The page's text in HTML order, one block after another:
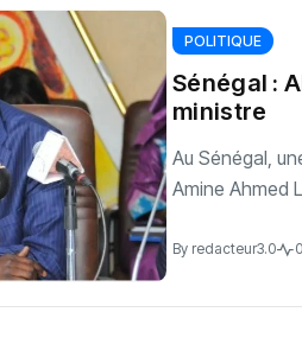
POLITIQUE
‎Sénégal :
ministre
Au Sénégal,
Amine Ahmed
By redacteur3.0